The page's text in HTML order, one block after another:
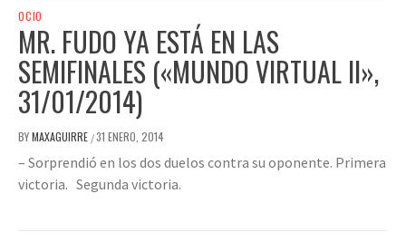
OCIO
MR. FUDO YA ESTÁ EN LAS
SEMIFINALES («MUNDO VIRTUAL II»,
31/01/2014)
BYMAXAGUIRRE /31 ENERO, 2014
– Sorprendió en los dos duelos contra su oponente. Primera
victoria. Segunda victoria.